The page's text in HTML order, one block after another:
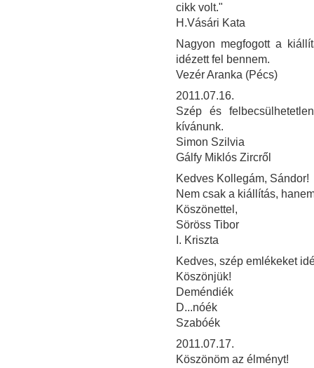
cikk volt."
H.Vásári Kata
Nagyon megfogott a
idézett fel bennem.
Vezér Aranka (Pécs)
2011.07.16.
Szép és
kívánunk.
Simon Szilvia
Gálfy Miklós Zircről
Kedves Kollegám, Sándor!
Nem csak a kiállítás,
Köszönettel,
Söröss Tibor
I. Kriszta
Kedves, szép emlékeket
Köszönjük!
Deméndiék
D...nóék
Szabóék
2011.07.17.
Köszönöm az élményt!